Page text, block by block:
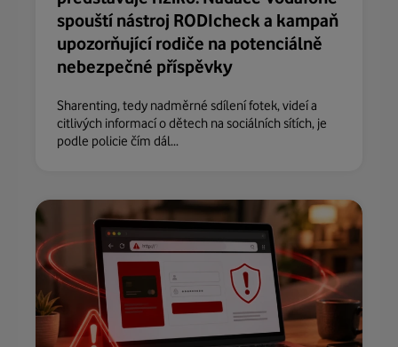
spouští nástroj RODIcheck a kampaň
upozorňující rodiče na potenciálně
nebezpečné příspěvky
Sharenting, tedy nadměrné sdílení fotek, videí a
citlivých informací o dětech na sociálních sítích, je
podle policie čím dál...